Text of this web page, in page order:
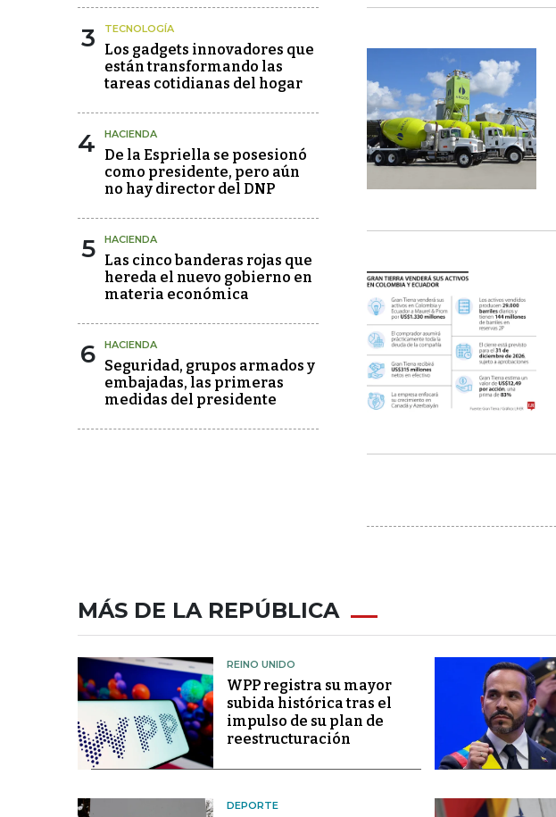
3 TECNOLOGÍA
Los gadgets innovadores que
están transformando las
tareas cotidianas del hogar
4 HACIENDA
De la Espriella se posesionó
como presidente, pero aún
no hay director del DNP
5 HACIENDA
Las cinco banderas rojas que
hereda el nuevo gobierno en
materia económica
6 HACIENDA
Seguridad, grupos armados y
embajadas, las primeras
medidas del presidente
MÁS DE LA REPÚBLICA
REINO UNIDO
WPP registra su mayor
subida histórica tras el
impulso de su plan de
reestructuración
DEPORTE